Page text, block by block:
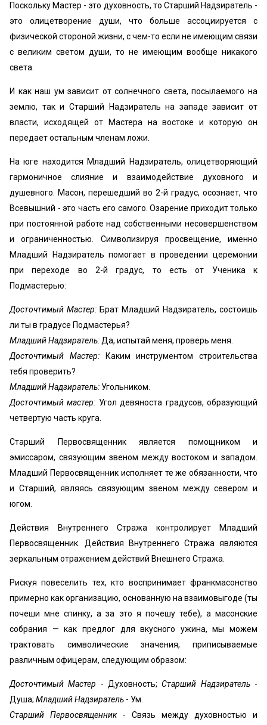
Поскольку Мастер - это духовность, то Старший Надзиратель -
это олицетворение души, что больше ассоциируется с
физической стороной жизни, с чем-то если не имеющим связи
с великим светом души, то не имеющим вообще никакого
света.
И как наш ум зависит от солнечного света, посылаемого на
землю, так и Старший Надзиратель на западе зависит от
власти, исходящей от Мастера на востоке и которую он
передает остальным членам ложи.
На юге находится Младший Надзиратель, олицетворяющий
гармоничное слияние и взаимодействие духовного и
душевного. Масон, перешедший во 2-й градус, осознает, что
Всевышний - это часть его самого. Озарение приходит только
при постоянной работе над собственными несовершенством
и ограниченностью. Символизируя просвещение, именно
Младший Надзиратель помогает в проведении церемонии
при переходе во 2-й градус, то есть от Ученика к
Подмастерью:
Досточтимый Мастер: Брат Младший Надзиратель, состоишь
ли ты в градусе Подмастерья?
Младший Надзиратель: Да, испытай меня, проверь меня.
Досточтимый Мастер:Каким инструментом строительства
тебя проверить?
Младший Надзиратель: Угольником.
Досточтимый мастер: Угол девяноста градусов, образующий
четвертую часть круга.
Старший Первосвященник является помощником и
эмиссаром, связующим звеном между востоком и западом.
Младший Первосвященник исполняет те же обязанности, что
и Старший, являясь связующим звеном между севером и
югом.
Действия Внутреннего Стража контролирует Младший
Первосвященник. Действия Внутреннего Стража являются
зеркальным отражением действий Внешнего Стража.
Рискуя повеселить тех, кто воспринимает франкмасонство
примерно как организацию, основанную на взаимовыгоде (ты
почеши мне спинку, а за это я почешу тебе), а масонские
собрания — как предлог для вкусного ужина, мы можем
трактовать символические значения, приписываемые
различным офицерам, следующим образом:
Досточтимый Мастер - Духовность;Старший Надзиратель-
Душа; Младший Надзиратель - Ум.
Старший Первосвященник- Связь между духовностью и